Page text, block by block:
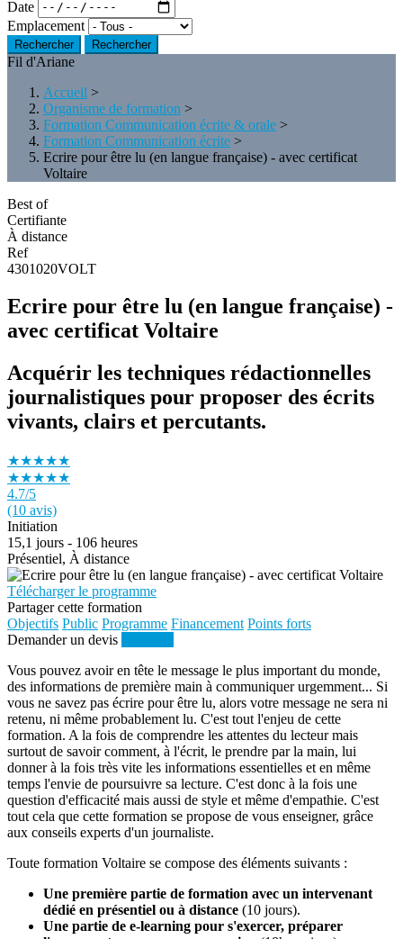
Date
Emplacement
Rechercher
Fil d'Ariane
Accueil >
Organisme de formation >
Formation Communication écrite & orale >
Formation Communication écrite >
Ecrire pour être lu (en langue française) - avec certificat
Voltaire
Best of
Certifiante
À distance
Ref
4301020VOLT
Ecrire pour être lu (en langue française) -
avec certificat Voltaire
Acquérir les techniques rédactionnelles
journalistiques pour proposer des écrits
vivants, clairs et percutants.
★★★★★
★★★★★
4.7/5
(10 avis)
Initiation
15,1 jours - 106 heures
Présentiel, À distance
Télécharger le programme
Partager cette formation
Objectifs Public Programme Financement Points forts
Demander un devis
Vous pouvez avoir en tête le message le plus important du monde,
des informations de première main à communiquer urgemment... Si
vous ne savez pas écrire pour être lu, alors votre message ne sera ni
retenu, ni même probablement lu. C'est tout l'enjeu de cette
formation. A la fois de comprendre les attentes du lecteur mais
surtout de savoir comment, à l'écrit, le prendre par la main, lui
donner à la fois très vite les informations essentielles et en même
temps l'envie de poursuivre sa lecture. C'est donc à la fois une
question d'efficacité mais aussi de style et même d'empathie. C'est
tout cela que cette formation se propose de vous enseigner, grâce
aux conseils experts d'un journaliste.
Toute formation Voltaire se compose des éléments suivants :
Une première partie de formation avec un intervenant
dédié en présentiel ou à distance (10 jours).
Une partie de e-learning pour s'exercer, préparer